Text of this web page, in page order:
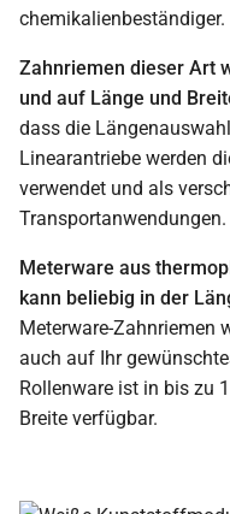
chemikalienbeständiger.
Zahnriemen dieser Art
und auf Länge und
dass die
Linearantriebe werden
verwendet und als
Transportanwendungen.
Meterware aus
kann beliebig in der
Meterware-Zahnriemen
auch auf Ihr
Rollenware ist in bis zu
Breite verfügbar.